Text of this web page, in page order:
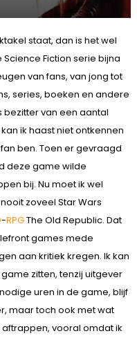
staat, dan is het wel
Science Fiction serie bijna
van fans, van jong tot
series, boeken en andere
bezitter van een aantal
ik haast niet ontkennen
ben. Toen er gevraagd
deze game wilde
bij. Nu moet ik wel
zoveel Star Wars
-RPGThe Old Republic. Dat
games mede
aan kritiek kregen. Ik kan
zitten, tenzij uitgever
uren in de game, blijf
maar toch ook met wat
vooral omdat ik